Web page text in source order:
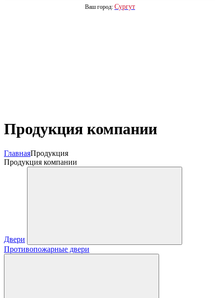
Ваш город: Сургут
Продукция компании
ГлавнаяПродукция
Продукция компании
Двери
Противопожарные двери